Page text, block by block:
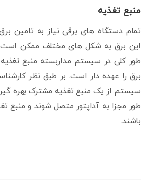
منبع تغذیه
تمام دستگاه های برقی نیاز به تامین
این برق به شکل های مختلف ممکن است
طور کلی در سیستم مداربسته منبع
برق را عهده دار است. بر طبق نظر
سیستم از یک منبع تغذیه مشترک بهره
طور مجزا به آداپتور متصل شوند و منبع
باشند.